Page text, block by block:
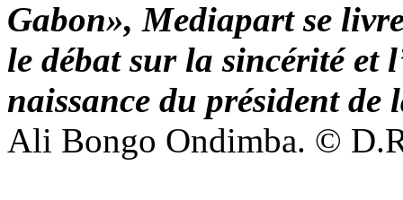
Gabon», Mediapart se
le débat sur la sincérité et
naissance du président de
Ali Bongo Ondimba. ©